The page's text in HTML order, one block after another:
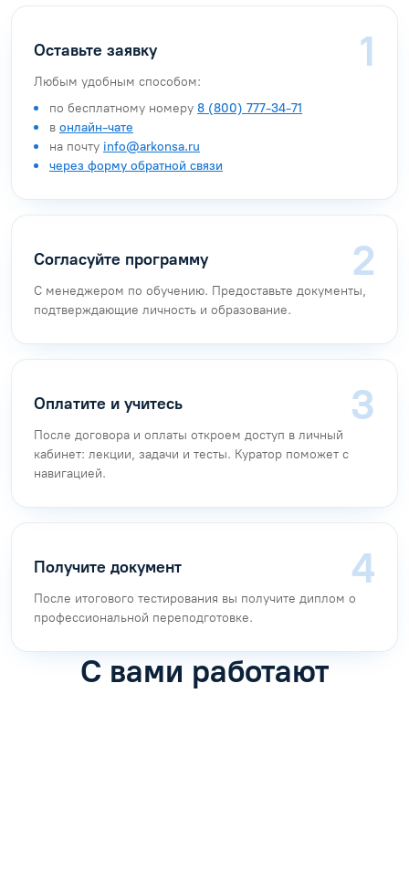
Оставьте заявку
Любым удобным способом:
по бесплатному номеру 8 (800) 777-34-71
в онлайн-чате
на почту info@arkonsa.ru
через форму обратной связи
Согласуйте программу
С менеджером по обучению. Предоставьте документы,
подтверждающие личность и образование.
Оплатите и учитесь
После договора и оплаты откроем доступ в личный
кабинет: лекции, задачи и тесты. Куратор поможет с
навигацией.
Получите документ
После итогового тестирования вы получите диплом о
профессиональной переподготовке.
С вами работают